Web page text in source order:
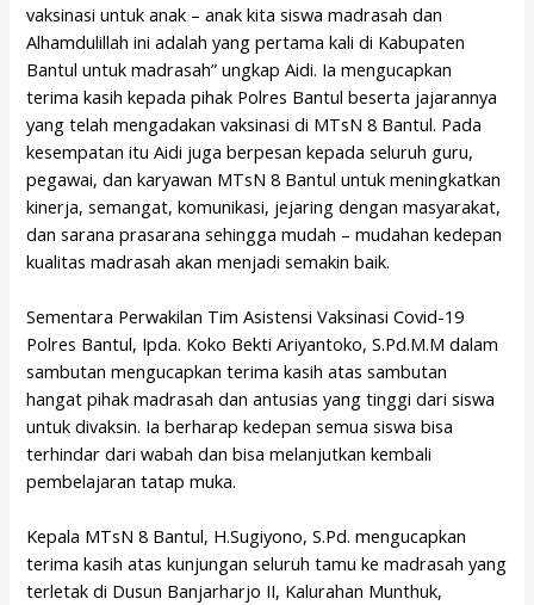
vaksinasi untuk anak – anak kita siswa madrasah dan
Alhamdulillah ini adalah yang pertama kali di Kabupaten
Bantul untuk madrasah” ungkap Aidi. Ia mengucapkan
terima kasih kepada pihak Polres Bantul beserta jajarannya
yang telah mengadakan vaksinasi di MTsN 8 Bantul. Pada
kesempatan itu Aidi juga berpesan kepada seluruh guru,
pegawai, dan karyawan MTsN 8 Bantul untuk meningkatkan
kinerja, semangat, komunikasi, jejaring dengan masyarakat,
dan sarana prasarana sehingga mudah – mudahan kedepan
kualitas madrasah akan menjadi semakin baik.
Sementara Perwakilan Tim Asistensi Vaksinasi Covid-19
Polres Bantul, Ipda. Koko Bekti Ariyantoko, S.Pd.M.M dalam
sambutan mengucapkan terima kasih atas sambutan
hangat pihak madrasah dan antusias yang tinggi dari siswa
untuk divaksin. Ia berharap kedepan semua siswa bisa
terhindar dari wabah dan bisa melanjutkan kembali
pembelajaran tatap muka.
Kepala MTsN 8 Bantul, H.Sugiyono, S.Pd. mengucapkan
terima kasih atas kunjungan seluruh tamu ke madrasah yang
terletak di Dusun Banjarharjo II, Kalurahan Munthuk,